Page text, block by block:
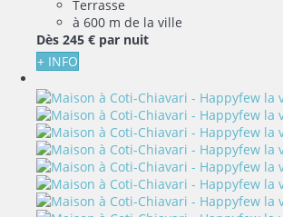
Terrasse
à 600 m de la ville
Dès 245 € par nuit
+ INFO